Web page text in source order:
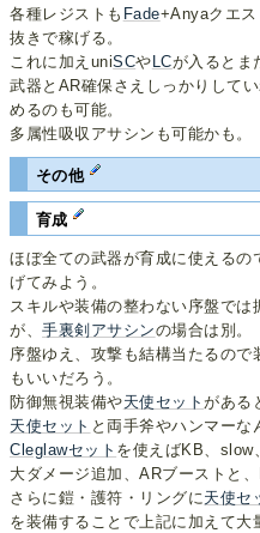
各種レジストも Fade+Anyaクエ
抜きで稼げる。
これに加えuniSCや LCが入るとま
武器とAR確保さえしっかりして
めるのも可能。
多属性吸収アサシンも可能かも。
その他
育成
ほぼ全ての武器が育成に使える
げてみよう。
スキルや装備の整わない序盤で
が、手裏剣アサシンの場合は別。
序盤ゆえ、攻撃も結構当たるの
もいいだろう。
防御無視装備や天使セットがある
天使セット と両手斧やハンマーな
Cleglawセット を使えばKB、slow
大ダメージ追加、ARブーストと
さらに鎧・護符・リングに天使セ
を装備することで上記に加えて大